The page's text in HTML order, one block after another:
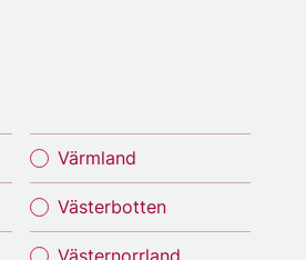
Värmland
Västerbotten
Västernorrland